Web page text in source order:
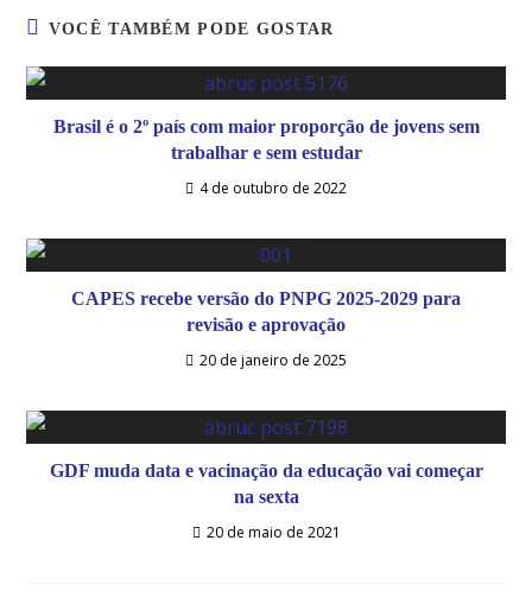
VOCÊ TAMBÉM PODE GOSTAR
Brasil é o 2º país com maior proporção de jovens sem
trabalhar e sem estudar
4 de outubro de 2022
CAPES recebe versão do PNPG 2025-2029 para
revisão e aprovação
20 de janeiro de 2025
GDF muda data e vacinação da educação vai começar
na sexta
20 de maio de 2021